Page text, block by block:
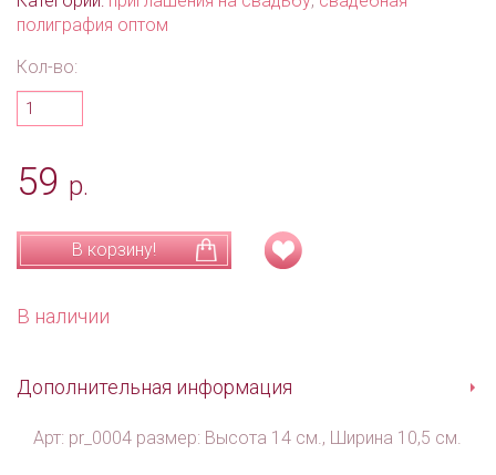
полиграфия оптом
Кол-во:
59 р.
В корзину!
В наличии
Дополнительная информация
Арт: pr_0004 размер: Высота 14 см., Ширина 10,5 см.